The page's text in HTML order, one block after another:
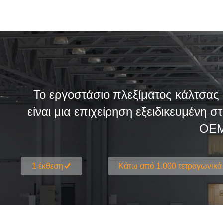
Το εργοστάσιο πλεξίματος
είναι μια επιχείρηση
1 έκθεση Κάτω από 1.000 τετραγωνικά